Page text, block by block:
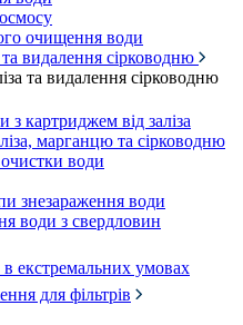
очищення води
та видалення сірководню
та видалення сірководню
з картриджем від заліза
марганцю та сірководню
води
знезараження води
води з свердловин
екстремальних умовах
для фільтрів